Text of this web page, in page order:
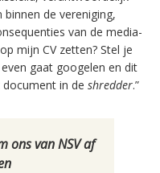
de vereniging,
van de media-
mijn CV zetten? Stel je
gaat googelen en dit
in de shredder.”
ons van NSV af